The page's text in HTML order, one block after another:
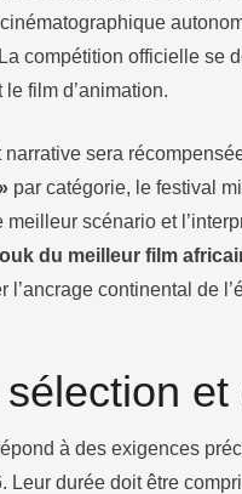
compétition officielle se
film d’animation.
narrative sera
par catégorie, le festival
meilleur scénario et
du meilleur film
l’ancrage continental de
à des exigences
Leur durée doit être